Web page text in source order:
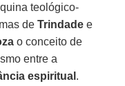
teológico-
deTrindade e
o conceito de
entre a
espiritual .